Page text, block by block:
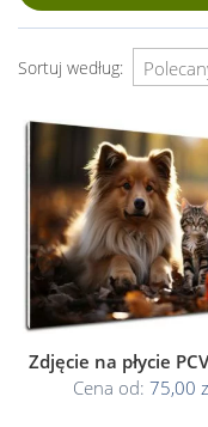
Sortuj według:
Zdjęcie na płycie
Cena od: 75,00